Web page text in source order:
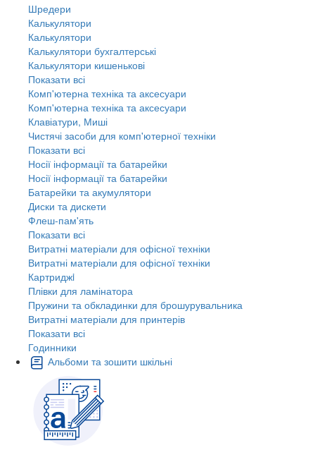
Шредери
Калькулятори
Калькулятори
Калькулятори бухгалтерські
Калькулятори кишенькові
Показати всі
Комп'ютерна техніка та аксесуари
Комп'ютерна техніка та аксесуари
Клавіатури, Миші
Чистячі засоби для комп'ютерної техніки
Показати всі
Носії інформації та батарейки
Носії інформації та батарейки
Батарейки та акумулятори
Диски та дискети
Флеш-пам'ять
Показати всі
Витратні матеріали для офісної техніки
Витратні матеріали для офісної техніки
Картриджi
Плівки для ламінатора
Пружини та обкладинки для брошурувальника
Витратні матеріали для принтерів
Показати всі
Годинники
Альбоми та зошити шкільні